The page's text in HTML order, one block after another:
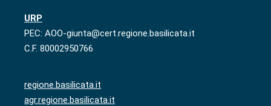
URP
PEC: AOO-giunta@cert.regione.basilicata.it
C.F. 80002950766
regione.basilicata.it
agr.regione.basilicata.it